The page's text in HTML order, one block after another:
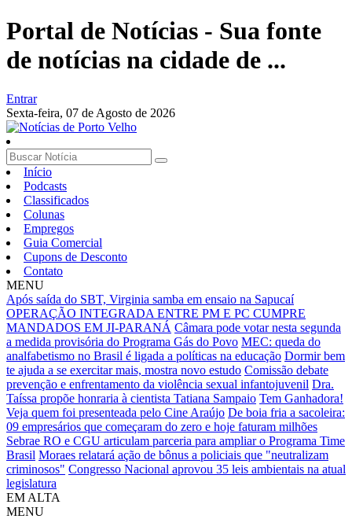
Portal de Notícias - Sua fonte
de notícias na cidade de ...
Entrar
Sexta-feira, 07 de Agosto de 2026
Início
Podcasts
Classificados
Colunas
Empregos
Guia Comercial
Cupons de Desconto
Contato
MENU
Após saída do SBT, Virginia samba em ensaio na Sapucaí
OPERAÇÃO INTEGRADA ENTRE PM E PC CUMPRE
MANDADOS EM JI-PARANÁ Câmara pode votar nesta segunda
a medida provisória do Programa Gás do Povo MEC: queda do
analfabetismo no Brasil é ligada a políticas na educação Dormir bem
te ajuda a se exercitar mais, mostra novo estudo Comissão debate
prevenção e enfrentamento da violência sexual infantojuvenil Dra.
Taíssa propõe honraria à cientista Tatiana Sampaio Tem Ganhadora!
Veja quem foi presenteada pelo Cine Araújo De boia fria a sacoleira:
09 empresários que começaram do zero e hoje faturam milhões
Sebrae RO e CGU articulam parceria para ampliar o Programa Time
Brasil Moraes relatará ação de bônus a policiais que "neutralizam
criminosos" Congresso Nacional aprovou 35 leis ambientais na atual
legislatura
EM ALTA
MENU